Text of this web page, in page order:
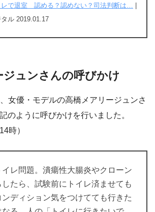
で退室 認める？認めない？司法判断は…
ル 2019.01.17
ジュンさんの呼びかけ
女優・モデルの高橋メアリージュンさ
のように呼びかけを行いました。
時）
レ問題。潰瘍性大腸炎やクローン
たら、試験前にトイレ済ませても
ンディション気をつけてても行きた